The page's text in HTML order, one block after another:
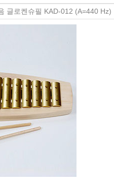
글로켄슈필 KAD-012 (A=440 Hz)